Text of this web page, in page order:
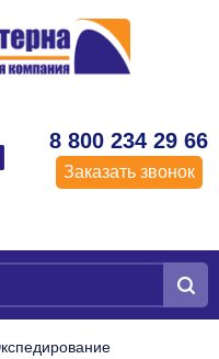
8 800 234 29 66
Заказать звонок